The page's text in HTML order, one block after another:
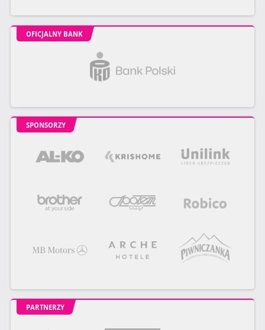
OFICJALNY BANK
SPONSORZY
PARTNERZY